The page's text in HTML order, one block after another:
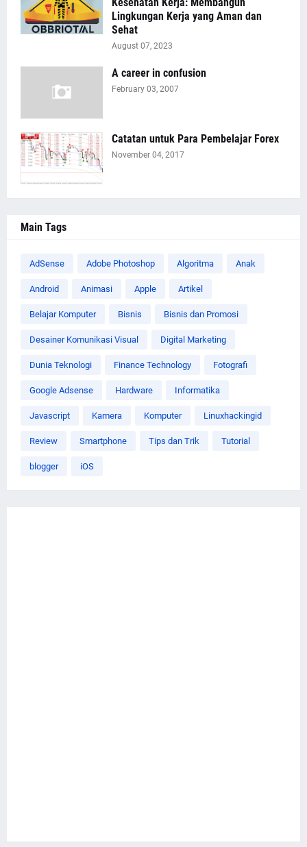
Lingkungan Kerja yang Aman dan
Sehat
August 07, 2023
A career in confusion
February 03, 2007
Catatan untuk Para Pembelajar Forex
November 04, 2017
Main Tags
AdSense Adobe Photoshop Algoritma Anak
Android Animasi Apple Artikel
Belajar Komputer Bisnis Bisnis dan Promosi
Desainer Komunikasi Visual Digital Marketing
Dunia Teknologi Finance Technology Fotografi
Google Adsense Hardware Informatika
Javascript Kamera Komputer Linuxhackingid
Review Smartphone Tips dan Trik Tutorial
blogger iOS